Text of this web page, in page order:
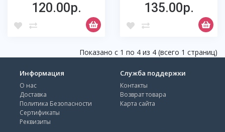
120.00р. 135.00р.
Показано с 1 по 4 из 4 (всего 1 страниц)
Информация
О нас
Доставка
Политика Безопасности
Сертификаты
Реквизиты
Служба поддержки
Контакты
Возврат товара
Карта сайта